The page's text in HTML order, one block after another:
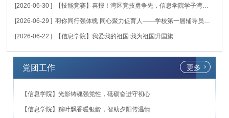
[2026-06-30 ] 【技能竞赛】喜报！湾区竞技勇争先，信息学院学子湾区竞赛实现新突破
[2026-06-29 ] 羽你同行强体魄 同心聚力促育人——学校第一届辅导员羽毛球团体赛圆满落幕
[2026-06-22 ] 【信息学院】我爱我的祖国 我为祖国升国旗
党团工作 更多
【信息学院】光影铸魂强党性，砥砺奋进守初心
【信息学院】粽叶飘香暖银龄，智助夕阳传温情